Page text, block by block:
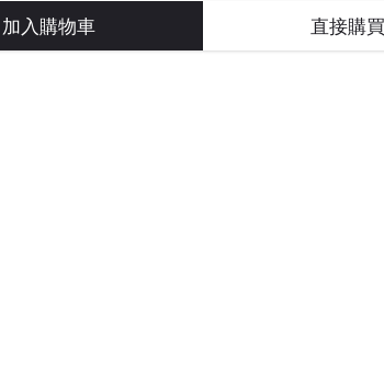
加入購物車 直接購買